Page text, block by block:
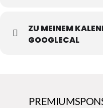
ZU MEINEM
GOOGLECAL